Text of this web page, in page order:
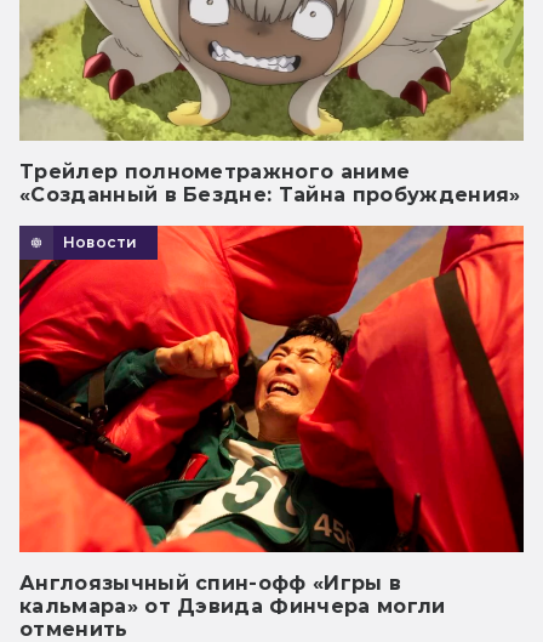
Трейлер полнометражного аниме
«Созданный в Бездне: Тайна пробуждения»
Новости
Англоязычный спин-офф «Игры в
кальмара» от Дэвида Финчера могли
отменить